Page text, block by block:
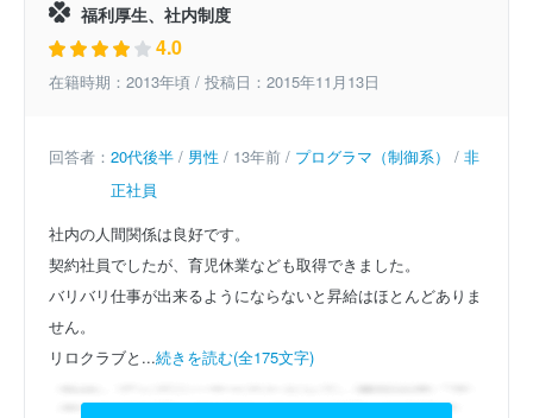
福利厚生、社内制度
4.0
在籍時期：2013年頃 / 投稿日：2015年11月13日
回答者： 20代後半 / 男性 / 13年前 / プログラマ（制御系） / 非
正社員
社内の人間関係は良好です。
契約社員でしたが、育児休業なども取得できました。
バリバリ仕事が出来るようにならないと昇給はほとんどありま
せん。
リロクラブと...続きを読む(全175文字)